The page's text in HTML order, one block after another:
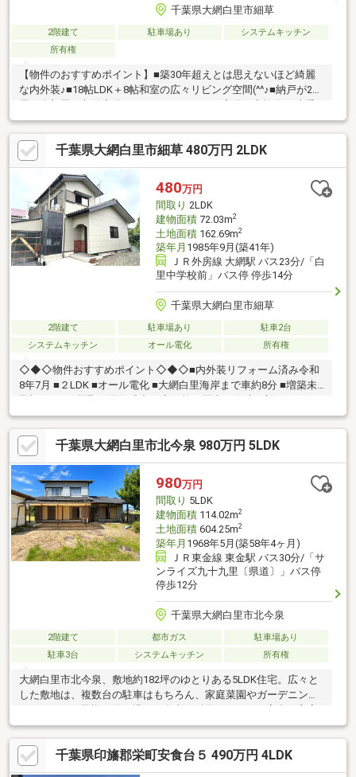
千葉県大網白里市細草
2階建て 駐車場あり
システムキッチン
所有権
【物件のおすすめポイント】■築30年超えとは思えないほど綺麗
な内外装♪■18帖LDK＋8帖和室の広々リビング空間(^^♪■納戸が2部
屋！全部屋に収納完備！■ワイドバルコニー完備で家族分の洗濯
物も安心☆■トイレは2か所！渋滞回避！■家庭菜園もガーデニン
グも思いのまま(^^♪■1台分の駐車スペースあり♪【周辺のおすすめ
ポイント】■コンビニすぐ！■小中学校徒歩圏内♪■車で10分圏内に
飲食店・スーパー等多数点在！
千葉県大網白里市細草 480万円 2LDK
480万円
間取り 2LDK
建物面積72.03m2
土地面積162.69m2
築年月 1985年9月(築41年)
ＪＲ外房線 大網駅 バス23分/「白
里中学校前」バス停 停歩14分
千葉県大網白里市細草
2階建て 駐車場あり
駐車2台
システムキッチン
オール電化 所有権
◇◆◇物件おすすめポイント◇◆◇■内外装リフォーム済み令和
8年7月 ■２LDK ■オール電化 ■大網白里海岸まで車約8分 ■増築未
す！！◆気になる物件の価格変更や、物件の状況もいち早くわか
って便利な『お気に入り追加』をぜひご利用ください♪
千葉県大網白里市北今泉 980万円 5LDK
980万円
間取り 5LDK
建物面積114.02m2
土地面積604.25m2
築年月 1968年5月(築58年4ヶ月)
ＪＲ東金線 東金駅 バス30分/「サ
ンライズ九十九里〔県道〕」バス停
停歩12分
千葉県大網白里市北今泉
2階建て 都市ガス
駐車場あり
駐車3台
システムキッチン 所有権
大網白里市北今泉、敷地約182坪のゆとりある5LDK住宅。広々と
した敷地は、複数台の駐車はもちろん、家庭菜園やガーデニン
グ、BBQ、お子様の遊び場など多彩に活用できます。室内は和室
を中心に落ち着いた趣があり、随所にお手入れを施しながら大切
に使われてきた住まいです。居室数にも余裕があるため、ご家族
の多い世帯や二拠点生活、趣味部屋・仕事部屋を確保したい方に
もおすすめ。駐車5台以上可能なスペースも魅力。来客時にも困ら
千葉県印旛郡栄町安食台５ 490万円 4LDK